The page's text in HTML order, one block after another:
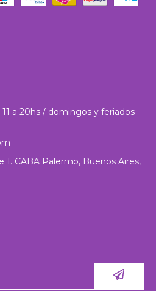
a 20hs / domingos y feriados
1. CABA Palermo, Buenos Aires,